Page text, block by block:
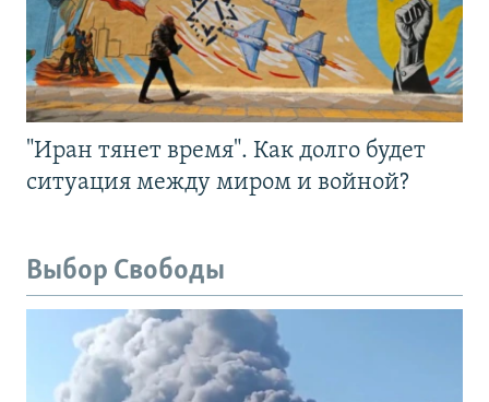
"Иран тянет время". Как долго будет
ситуация между миром и войной?
Выбор Свободы